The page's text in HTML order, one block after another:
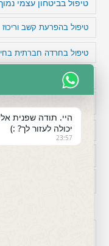
טיפול בביטחון עצמי
טיפול בהפרעת קשב וריכוז
טיפול בחרדה חברתית
טיפול תרופתי להפרעת
מפורסמים עם הפרעת קשב
היי. תודה שפנית
יכולה לעזור לך? :)
23:57